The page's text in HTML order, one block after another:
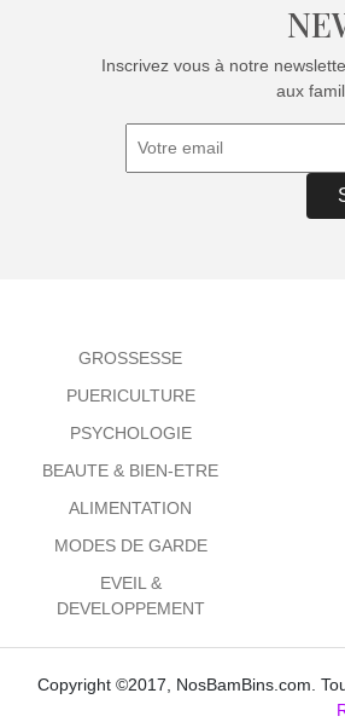
Inscrivez vous à notre
aux
GROSSESSE
PUERICULTURE
PSYCHOLOGIE
BEAUTE & BIEN-ETRE
ALIMENTATION
MODES DE GARDE
EVEIL &
DEVELOPPEMENT
Copyright ©2017, NosBamBins.com.